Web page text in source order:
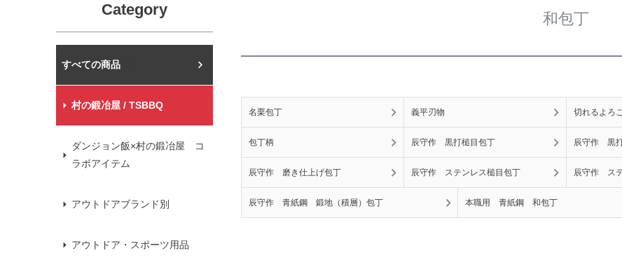
Category
村の鍛冶屋本店
村の鍛冶屋 / TSBBQ
ダンジョン飯×村の鍛冶屋 コ
ラボアイテム
アウトドアブランド別
アウトドア・スポーツ用品
和包丁
名栗包丁 義平刃物 切れるよろ
包丁柄 辰守作 黒打槌目包丁 辰守作 黒
辰守作 磨き仕上げ包丁 辰守作 ステンレス槌目包丁 辰守作 ス
辰守作 青紙鋼 鍛地（積層）包丁 本職用 青紙鋼 和包丁